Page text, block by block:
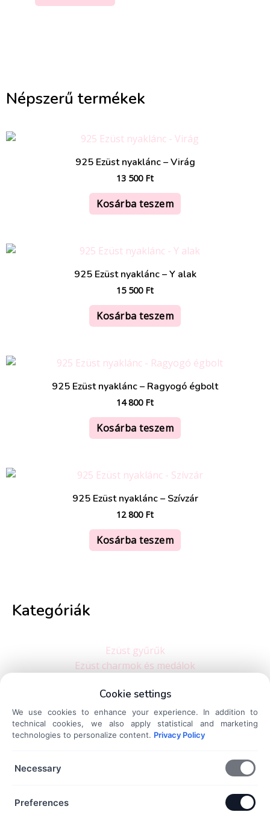
Népszerű termékek
925 Ezüst nyaklánc – Virág
13 500 Ft
Kosárba teszem
925 Ezüst nyaklánc – Y alak
15 500 Ft
Kosárba teszem
925 Ezüst nyaklánc – Ragyogó égbolt
14 800 Ft
Kosárba teszem
925 Ezüst nyaklánc – Szívzár
12 800 Ft
Kosárba teszem
Kategóriák
Ezüst gyűrűk
Ezüst charmok és medálok
Ezüst nyakláncok
Ezüst fülbevalók
Dokumentumok
Szállítási és fizetési információk
Cookie settings
We use cookies to enhance your experience. In addition to
technical cookies, we also apply statistical and marketing
technologies to personalize content. Privacy Policy
Necessary
Preferences